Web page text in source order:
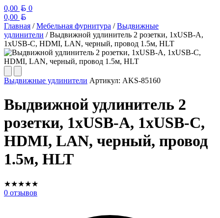
0,00 Белорусский рубль
0
0,00
Главная /Мебельная фурнитура /Выдвижные
удлинители / Выдвижной удлинитель 2 розетки, 1xUSB-A,
1xUSB-C, HDMI, LAN, черный, провод 1.5м, HLT
Выдвижные удлинители Артикул: AKS-85160
Выдвижной удлинитель 2
розетки, 1xUSB-A, 1xUSB-C,
HDMI, LAN, черный, провод
1.5м, HLT
★★★★★
0 отзывов